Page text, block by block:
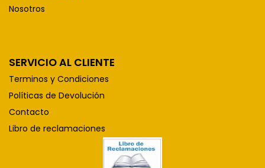
Nosotros
SERVICIO AL CLIENTE
Terminos y Condiciones
Políticas de Devolución
Contacto
Libro de reclamaciones